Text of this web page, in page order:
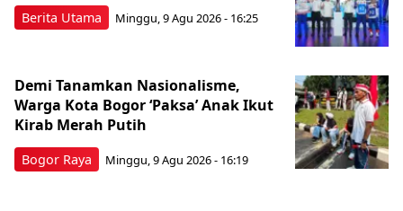
Berita Utama Minggu, 9 Agu 2026 - 16:25
Bogor Raya
Demi Tanamkan Nasionalisme,
Warga Kota Bogor ‘Paksa’ Anak Ikut
Kirab Merah Putih
Minggu, 9 Agu 2026 - 16:19